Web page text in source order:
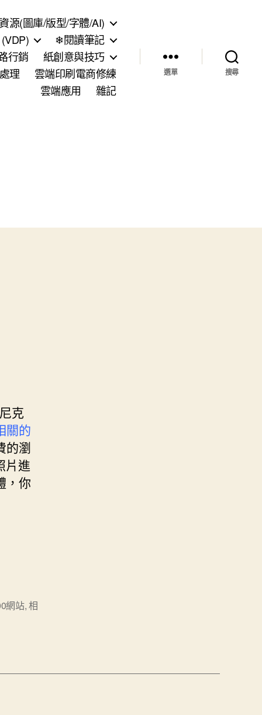
源(圖庫/版型/字體/AI)
❄閱讀筆記
行銷
紙創意與技巧
理
雲端印刷電商修練
雲端應用
雜記
選單 搜尋
克
關的
的瀏
片進
，你
網站,相